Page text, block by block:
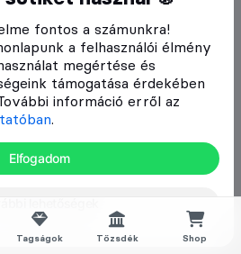
Tagságok Tőzsdék Shop
fontos a számunkra!
a felhasználói élmény
megértése és
támogatása érdekében
információ erről az
.
Elfogadom
döntés meghozatala
megfelelőségét csak az
szabott vizsgálattal lehet
CryptoFalka nem vállalkozik. Az
előtt éppen ezért
és több forrásból, szükség
befektetési